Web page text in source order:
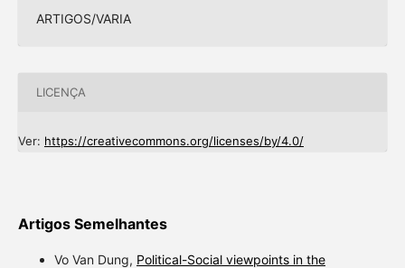
ARTIGOS/VARIA
LICENÇA
Ver: https://creativecommons.org/licenses/by/4.0/
Artigos Semelhantes
Vo Van Dung, Political-Social viewpoints in the